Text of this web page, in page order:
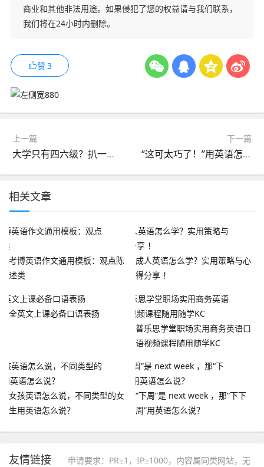
商业和其他非法用途。如果侵犯了您的权益请与我们联系，
我们将在24小时内删除。
赞3
上一篇
大学只有四六级？扒一扒大学神秘的“英语五级”！
下一篇
“这可太巧了！”用英语怎么说？
相关文章
考博英语作文通用模板：观点陈
述类
成人英语怎么学？实用策略与心
得分享 ！
全英文上课必备口语表扬
普乐思学堂职场实用商务英语口
语视频课程随用随学KC
女孩英语怎么说，不同类型的女
生用英语怎么说？
“下周”是 next week ，那“下下
周”用英语怎么说？
友情链接
申请要求：PR≥1，IP≥1000，内容属同类网站，无